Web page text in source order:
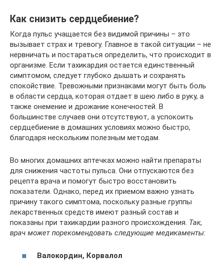
Как снизить сердцебиение?
Когда пульс учащается без видимой причины – это
вызывает страх и тревогу. Главное в такой ситуации – не
нервничать и постараться определить, что происходит в
организме. Если тахикардия остается единственный
симптомом, следует глубоко дышать и сохранять
спокойствие. Тревожными признаками могут быть боль
в области сердца, которая отдает в шею либо в руку, а
также онемение и дрожание конечностей. В
большинстве случаев они отсутствуют, а успокоить
сердцебиение в домашних условиях можно быстро,
благодаря нескольким полезным методам.
Во многих домашних аптечках можно найти препараты
для снижения частоты пульса. Они отпускаются без
рецепта врача и помогут быстро восстановить
показатели. Однако, перед их приемом важно узнать
причину такого симптома, поскольку разные группы
лекарственных средств имеют разный состав и
показаны при тахикардии разного происхождения. Так,
врач может порекомендовать следующие медикаменты:
Валокордин, Корвалол